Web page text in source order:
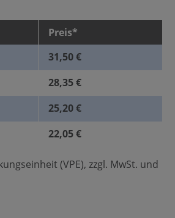
Preis*
31,50 €
28,35 €
25,20 €
22,05 €
(VPE), zzgl. MwSt. und